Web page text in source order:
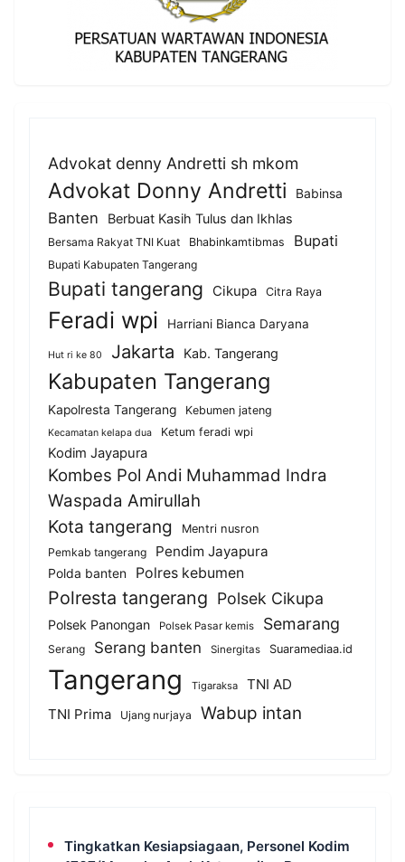
Advokat denny Andretti sh mkom
Advokat Donny Andretti Babinsa
Banten Berbuat Kasih Tulus dan Ikhlas
Bersama Rakyat TNI Kuat Bhabinkamtibmas Bupati
Bupati Kabupaten Tangerang
Bupati tangerang Cikupa Citra Raya
Feradi wpi Harriani Bianca Daryana
Hut ri ke 80 Jakarta Kab. Tangerang
Kabupaten Tangerang
Kapolresta Tangerang Kebumen jateng
Kecamatan kelapa dua Ketum feradi wpi
Kodim Jayapura
Kombes Pol Andi Muhammad Indra
Waspada Amirullah
Kota tangerang
Mentri nusron
Pemkab tangerang
Pendim Jayapura
Polda banten Polres kebumen
Polresta tangerang Polsek Cikupa
Polsek Panongan Polsek Pasar kemis Semarang
Serang Serang banten Sinergitas Suaramediaa.id
Tangerang Tigaraksa
TNI AD
TNI Prima
Ujang nurjaya Wabup intan
Tingkatkan Kesiapsiagaan, Personel Kodim